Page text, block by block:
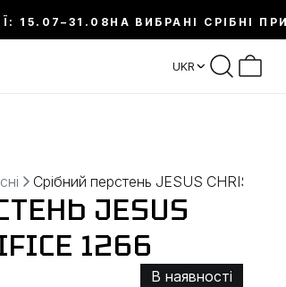
15.07–31.08 НА ВИБРАНІ СРІБНІ
UKR
Срібний перстень JESUS CHRIST.
JESUS
1266
В наявності